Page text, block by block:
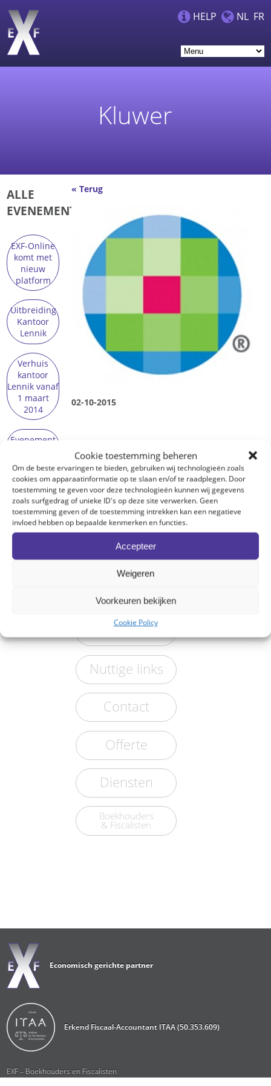
Cookie toestemming beheren
Om de beste ervaringen te bieden, gebruiken wij technologieën zoals
cookies om apparaatinformatie op te slaan en/of te raadplegen. Door
toestemming te geven voor deze technologieën kunnen wij gegevens
zoals surfgedrag of unieke ID's op deze site verwerken. Geen
toestemming geven of de toestemming intrekken kan een negatieve
invloed hebben op bepaalde kenmerken en functies.
Accepteer
Weigeren
Voorkeuren bekijken
Cookie Policy
HELP NL FR
Kluwer
ALLE
EVENEMENTEN
EXF-Online
komt met
nieuw
platform
Uitbreiding
Kantoor
Lennik
Verhuis
kantoor
Lennik vanaf
1 maart
2014
Evenement
« Terug
02-10-2015
Over EXF
Onze visie
Kantoren
EXF Online
Vacatures
Nuttige links
Contact
Offerte
Diensten
Boekhouders
& Fiscalisten
Economisch gerichte partner
Erkend Fiscaal-Accountant ITAA (50.353.609)
EXF – Boekhouders en Fiscalisten